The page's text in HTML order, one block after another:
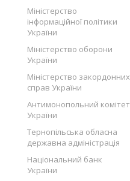
Міністерство
інформаційної політики
України
Міністерство оборони
України
Міністерство закордонних
справ України
Антимонопольний комітет
України
Тернопільська обласна
державна адміністрація
Національний банк
України